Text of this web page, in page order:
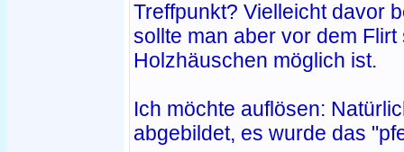
Treffpunkt? Vielleicht davor
sollte man aber vor dem
Holzhäuschen möglich ist.
Ich möchte auflösen:
abgebildet, es wurde das